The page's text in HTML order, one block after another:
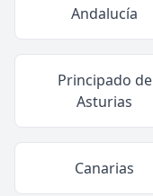
Andalucía
Principado de
Asturias
Canarias